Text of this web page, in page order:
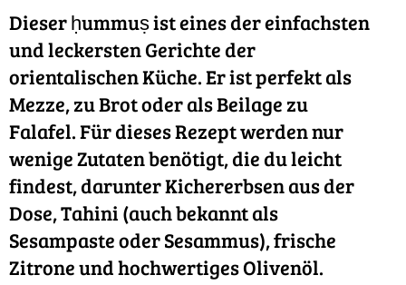
Dieser ḥummuṣ ist eines der einfachsten
und leckersten Gerichte der
orientalischen Küche. Er ist perfekt als
Mezze, zu Brot oder als Beilage zu
Falafel. Für dieses Rezept werden nur
wenige Zutaten benötigt, die du leicht
findest, darunter Kichererbsen aus der
Dose, Tahini (auch bekannt als
Sesampaste oder Sesammus), frische
Zitrone und hochwertiges Olivenöl.